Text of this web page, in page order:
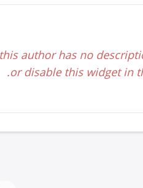
author has no
or disable this widget in